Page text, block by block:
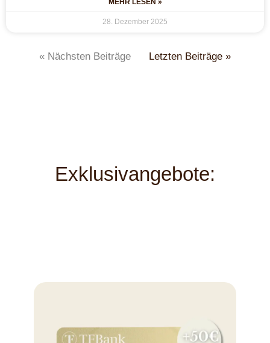
MEHR LESEN »
28. Dezember 2025
« Nächsten Beiträge Letzten Beiträge »
Exklusivangebote: